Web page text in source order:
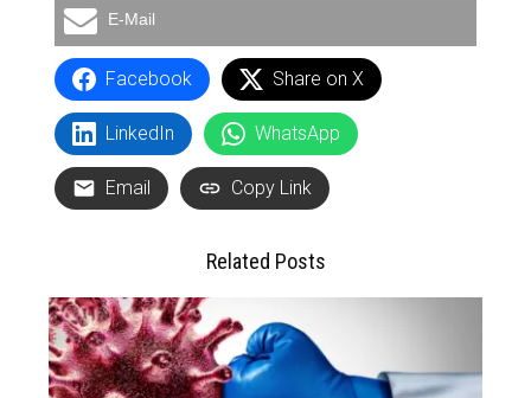
E-Mail
Facebook Share on X
LinkedIn WhatsApp
Email Copy Link
Related Posts